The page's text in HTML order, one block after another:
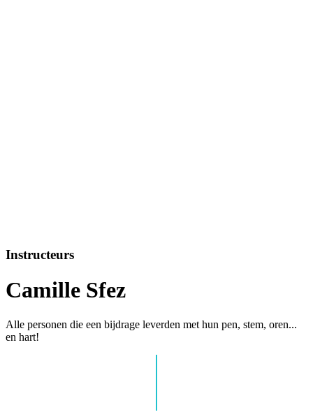
Instructeurs
Camille Sfez
Alle personen die een bijdrage leverden met hun pen, stem, oren...
en hart!